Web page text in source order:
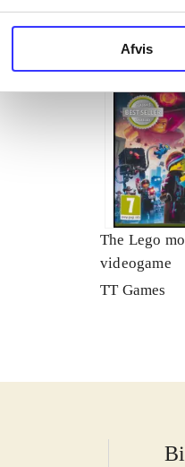
Afvis
The Lego
videogame
TT Games